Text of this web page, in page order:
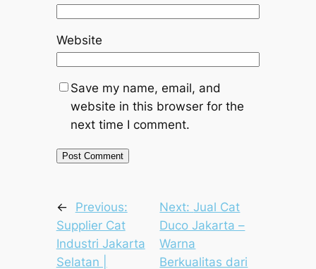
Website
Save my name, email, and
website in this browser for the
next time I comment.
←
Previous:
Supplier Cat
Industri Jakarta
Selatan |
Next:Jual Cat
Duco Jakarta –
Warna
Berkualitas dari